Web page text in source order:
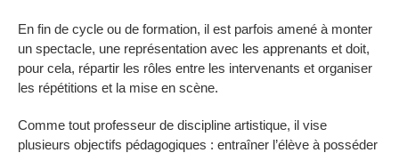
En fin de cycle ou de formation, il est parfois amené à monter
un spectacle, une représentation avec les apprenants et doit,
pour cela, répartir les rôles entre les intervenants et organiser
les répétitions et la mise en scène.
Comme tout professeur de discipline artistique, il vise
plusieurs objectifs pédagogiques : entraîner l’élève à posséder